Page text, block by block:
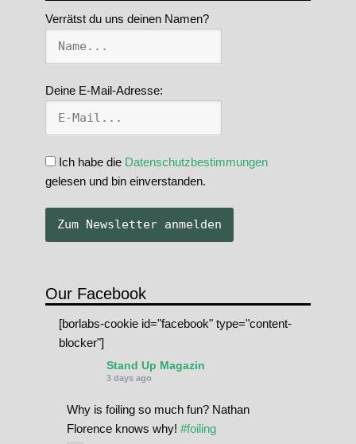
Verrätst du uns deinen Namen?
Deine E-Mail-Adresse:
Ich habe die Datenschutzbestimmungen
gelesen und bin einverstanden.
Our Facebook
[borlabs-cookie id="facebook" type="content-
blocker"]
Stand Up Magazin
3 days ago
Why is foiling so much fun? Nathan
Florence knows why! #foiling